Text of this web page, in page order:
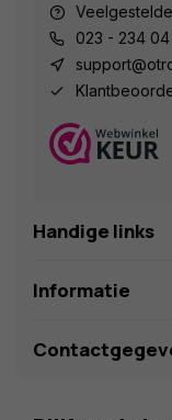
023 - 234
Handige links
Informatie